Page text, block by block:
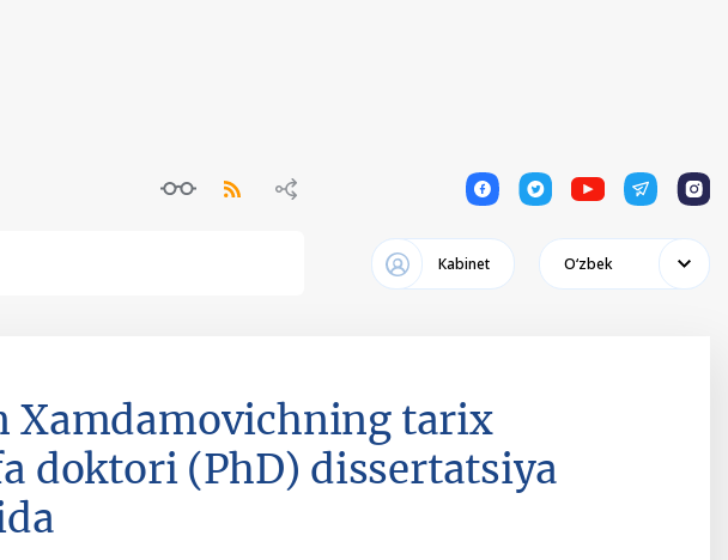
1 1 1 1 1
Кabinet Oʻzbek
Xamdamovichning tarix
doktori (PhD) dissertatsiya